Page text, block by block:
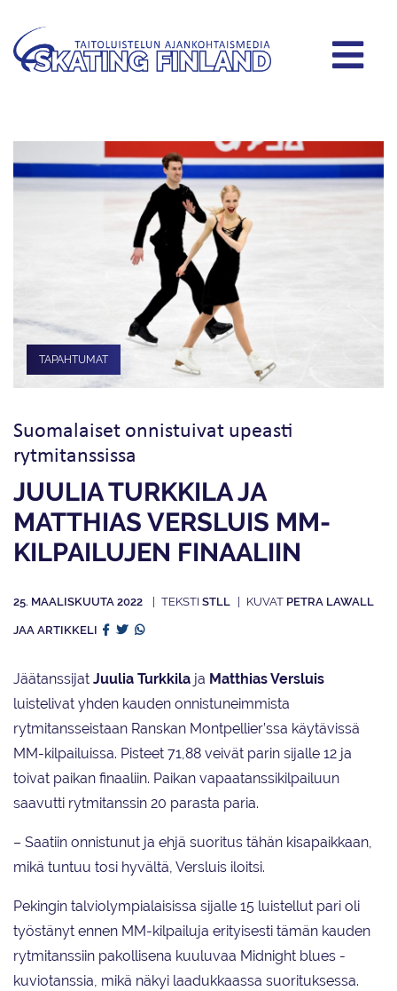
TAPAHTUMAT
Suomalaiset onnistuivat upeasti
rytmitanssissa
JUULIA TURKKILA JA
MATTHIAS VERSLUIS MM-
KILPAILUJEN FINAALIIN
25. MAALISKUUTA 2022 STLL PETRA LAWALL
JAA ARTIKKELI
Jäätanssijat Juulia Turkkila ja Matthias Versluis
luistelivat yhden kauden onnistuneimmista
rytmitansseistaan Ranskan Montpellier’ssa käytävissä
MM-kilpailuissa. Pisteet 71,88 veivät parin sijalle 12 ja
toivat paikan finaaliin. Paikan vapaatanssikilpailuun
saavutti rytmitanssin 20 parasta paria.
– Saatiin onnistunut ja ehjä suoritus tähän kisapaikkaan,
mikä tuntuu tosi hyvältä, Versluis iloitsi.
Pekingin talviolympialaisissa sijalle 15 luistellut pari oli
työstänyt ennen MM-kilpailuja erityisesti tämän kauden
rytmitanssiin pakollisena kuuluvaa Midnight blues -
kuviotanssia, mikä näkyi laadukkaassa suorituksessa.